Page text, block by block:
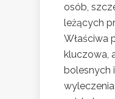
osób,
leżących
Właściwa
kluczowa,
bolesnych